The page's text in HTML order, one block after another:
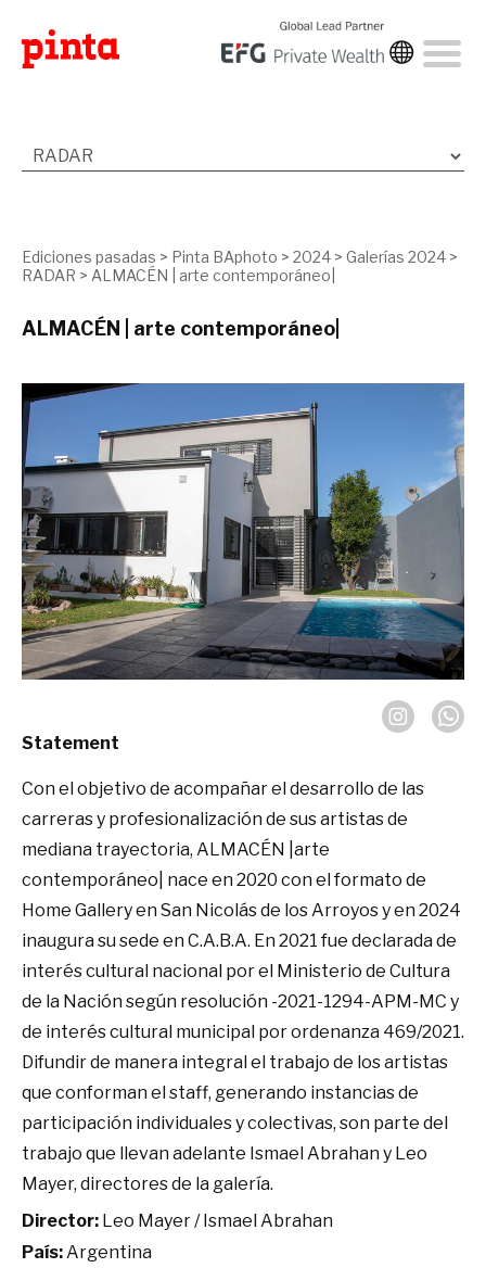
Ediciones pasadas > Pinta BAphoto > 2024 > Galerías 2024 >
RADAR > ALMACÉN | arte contemporáneo|
ALMACÉN | arte contemporáneo|
Statement
Con el objetivo de acompañar el desarrollo de las
carreras y profesionalización de sus artistas de
mediana trayectoria, ALMACÉN |arte
contemporáneo| nace en 2020 con el formato de
Home Gallery en San Nicolás de los Arroyos y en 2024
inaugura su sede en C.A.B.A. En 2021 fue declarada de
interés cultural nacional por el Ministerio de Cultura
de la Nación según resolución -2021-1294-APM-MC y
de interés cultural municipal por ordenanza 469/2021.
Difundir de manera integral el trabajo de los artistas
que conforman el staff, generando instancias de
participación individuales y colectivas, son parte del
trabajo que llevan adelante Ismael Abrahan y Leo
Mayer, directores de la galería.
Director: Leo Mayer / Ismael Abrahan
País: Argentina